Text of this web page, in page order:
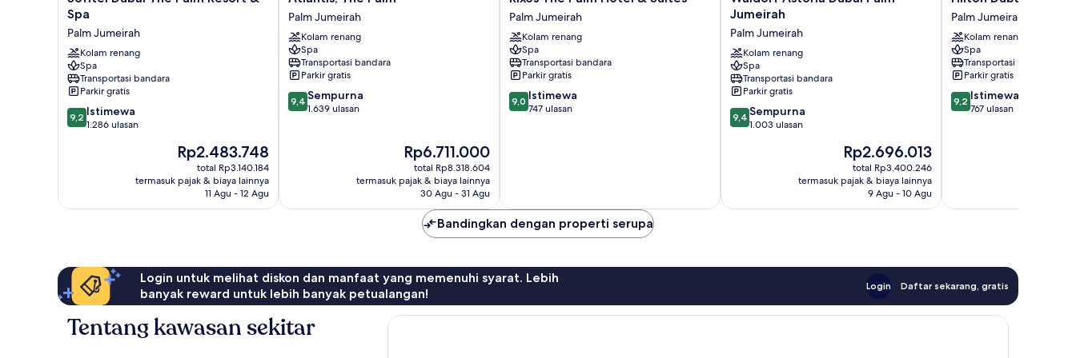
Dubai
The
Palm
Resort
&
Spa
Palm
Jumeirah
Spa
Palm Jumeirah
Kolam renang
Spa
Transportasi bandara
Parkir gratis
9.2
dari
9,2 Istimewa
1.286 ulasan
Harga
sekarang
Rp2.483.748
Rp2.483.748
total Rp3.140.184
termasuk pajak & biaya lainnya
11 Agu - 12 Agu
The
Palm
Palm
Jumeirah
Palm Jumeirah
Kolam renang
Spa
Transportasi bandara
Parkir gratis
9.4
dari
9,4 Sempurna
1.639 ulasan
Harga
sekarang
Rp6.711.000
Rp6.711.000
total Rp8.318.604
termasuk pajak & biaya lainnya
30 Agu - 31 Agu
The
Palm
Hotel
&
Suites
Palm
Jumeirah
Palm Jumeirah
Kolam renang
Spa
Transportasi bandara
Parkir gratis
9.0
dari
9,0 Istimewa
747 ulasan
Astoria
Palm
Jumeirah
Palm
Jumeirah
Jumeirah
Palm Jumeirah
Kolam renang
Spa
Transportasi bandara
Parkir gratis
9.4
dari
9,4 Sempurna
1.003 ulasan
Harga
sekarang
Rp2.696.013
Rp2.696.013
total Rp3.400.246
termasuk pajak & biaya lainnya
9 Agu - 10 Agu
Dubai
Palm
Jumeirah
Palm
Jumeirah
Palm Jumeirah
Kolam renang
Spa
Transportasi bandara
Parkir gratis
9.2
dari
9,2 Istimewa
767 ulasan
Bandingkan dengan properti serupa
Login untuk melihat diskon dan manfaat yang memenuhi syarat. Lebih
banyak reward untuk lebih banyak petualangan!
Login Daftar sekarang, gratis
Tentang kawasan sekitar